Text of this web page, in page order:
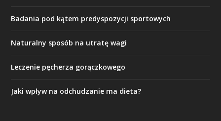
Badania pod kątem predyspozycji sportowych
Naturalny sposób na utratę wagi
Leczenie pęcherza gorączkowego
Jaki wpływ na odchudzanie ma dieta?